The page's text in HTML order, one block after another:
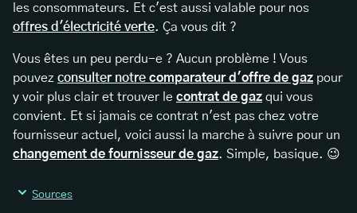
les consommateurs. Et c'est aussi valable pour nos
offres d'électricité verte. Ça vous dit ?
Vous êtes un peu perdu-e ? Aucun problème ! Vous
pouvez consulter notre comparateur d'offre de gaz pour
y voir plus clair et trouver le contrat de gaz qui vous
convient. Et si jamais ce contrat n'est pas chez votre
fournisseur actuel, voici aussi la marche à suivre pour un
changement de fournisseur de gaz. Simple, basique. 😉
Sources